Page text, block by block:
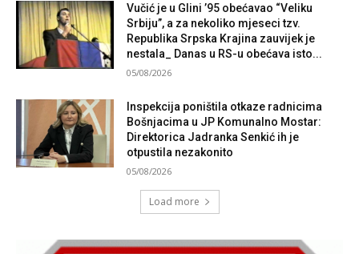
Vučić je u Glini ’95 obećavao “Veliku
Srbiju”, a za nekoliko mjeseci tzv.
Republika Srpska Krajina zauvijek je
nestala_ Danas u RS-u obećava isto...
05/08/2026
Inspekcija poništila otkaze radnicima
Bošnjacima u JP Komunalno Mostar:
Direktorica Jadranka Senkić ih je
otpustila nezakonito
05/08/2026
Load more